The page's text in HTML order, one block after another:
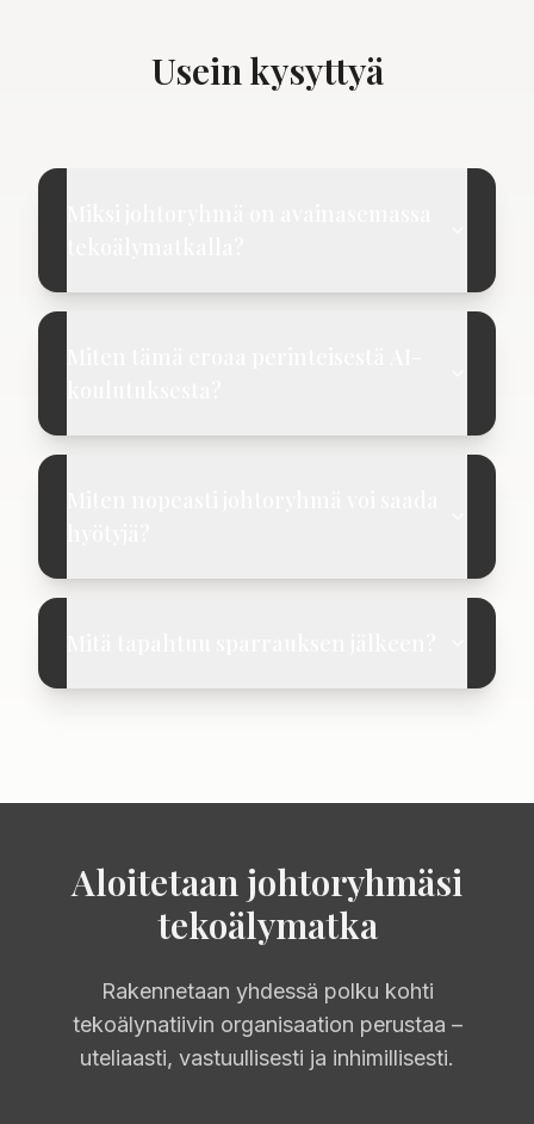
Usein kysyttyä
Aloitetaan johtoryhmäsi
tekoälymatka
Rakennetaan yhdessä polku kohti
tekoälynatiivin organisaation perustaa –
uteliaasti, vastuullisesti ja inhimillisesti.